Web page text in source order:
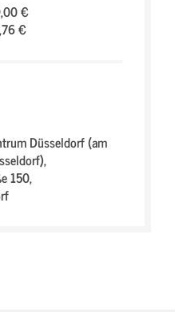
€
€
Düsseldorf (am
150,